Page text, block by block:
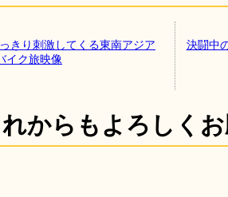
きり刺激してくる東南アジア
イク旅映像
決闘中
からもよろしく